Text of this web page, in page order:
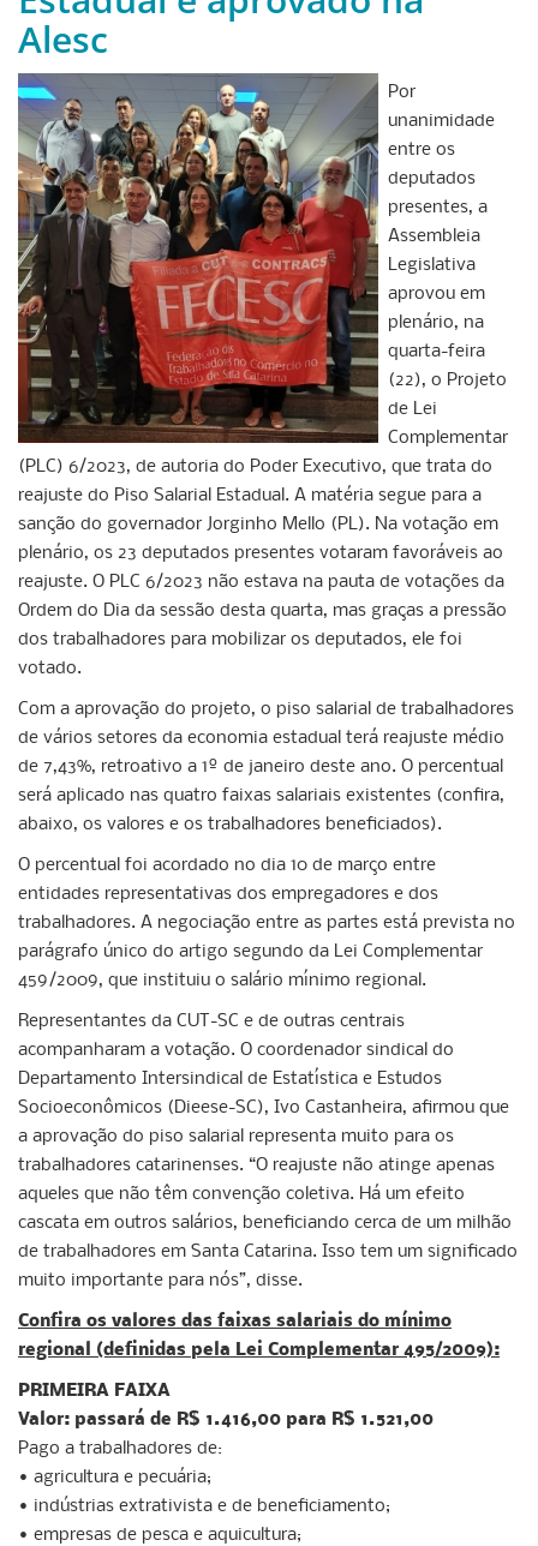
Alesc
Por
unanimidade
entre os
deputados
presentes, a
Assembleia
Legislativa
aprovou em
plenário, na
quarta-feira
(22), o Projeto
de Lei
Complementar
(PLC) 6/2023, de autoria do Poder Executivo, que trata do
reajuste do Piso Salarial Estadual. A matéria segue para a
sanção do governador Jorginho Mello (PL). Na votação em
plenário, os 23 deputados presentes votaram favoráveis ao
reajuste. O PLC 6/2023 não estava na pauta de votações da
Ordem do Dia da sessão desta quarta, mas graças a pressão
dos trabalhadores para mobilizar os deputados, ele foi
votado.
Com a aprovação do projeto, o piso salarial de trabalhadores
de vários setores da economia estadual terá reajuste médio
de 7,43%, retroativo a 1º de janeiro deste ano. O percentual
será aplicado nas quatro faixas salariais existentes (confira,
abaixo, os valores e os trabalhadores beneficiados).
O percentual foi acordado no dia 10 de março entre
entidades representativas dos empregadores e dos
trabalhadores. A negociação entre as partes está prevista no
parágrafo único do artigo segundo da Lei Complementar
459/2009, que instituiu o salário mínimo regional.
Representantes da CUT-SC e de outras centrais
acompanharam a votação. O coordenador sindical do
Departamento Intersindical de Estatística e Estudos
Socioeconômicos (Dieese-SC), Ivo Castanheira, afirmou que
a aprovação do piso salarial representa muito para os
trabalhadores catarinenses. “O reajuste não atinge apenas
aqueles que não têm convenção coletiva. Há um efeito
cascata em outros salários, beneficiando cerca de um milhão
de trabalhadores em Santa Catarina. Isso tem um significado
muito importante para nós”, disse.
Confira os valores das faixas salariais do mínimo
regional (definidas pela Lei Complementar 495/2009):
PRIMEIRA FAIXA
Valor: passará de R$ 1.416,00 para R$ 1.521,00
Pago a trabalhadores de:
• agricultura e pecuária;
• indústrias extrativista e de beneficiamento;
• empresas de pesca e aquicultura;